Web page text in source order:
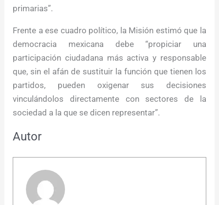
primarias”.
Frente a ese cuadro político, la Misión estimó que la
democracia mexicana debe “propiciar una
participación ciudadana más activa y responsable
que, sin el afán de sustituir la función que tienen los
partidos, pueden oxigenar sus decisiones
vinculándolos directamente con sectores de la
sociedad a la que se dicen representar”.
Autor